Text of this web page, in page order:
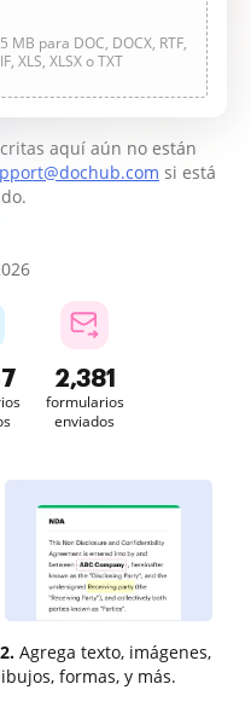
para DOC, DOCX, RTF,
XLS, XLSX o TXT
aquí aún no están
si está
2,381
formularios
enviados
Agrega texto, imágenes,
formas, y más.